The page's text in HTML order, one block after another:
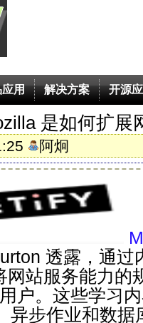
用 解决方案 开源
是如何扩展
阿炯
透露，通过
网站服务能力的
户。这些学习
异步作业和数据